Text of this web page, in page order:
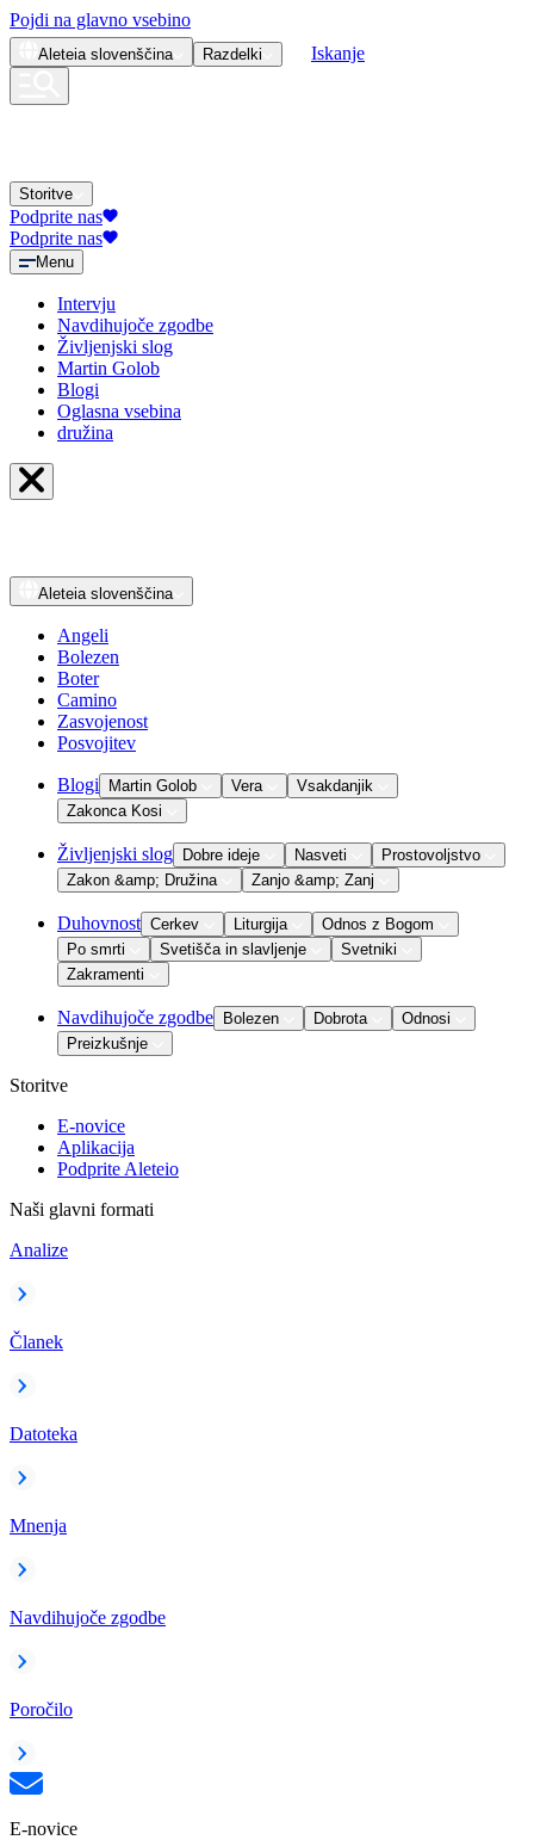
Pojdi na glavno vsebino
Aleteia slovenščina Razdelki Iskanje
Storitve
Podprite nas
Podprite nas
Menu
Intervju
Navdihujoče zgodbe
Življenjski slog
Martin Golob
Blogi
Oglasna vsebina
družina
Aleteia slovenščina
Angeli
Bolezen
Boter
Camino
Zasvojenost
Posvojitev
Blogi Martin Golob Vera
Vsakdanjik
Zakonca Kosi
Življenjski slog Dobre ideje Nasveti
Prostovoljstvo
Zakon &amp; Družina
Zanjo &amp; Zanj
Duhovnost Cerkev Liturgija
Odnos z Bogom
Po smrti
Svetišča in slavljenje
Svetniki
Zakramenti
Navdihujoče zgodbe Bolezen Dobrota
Odnosi
Preizkušnje
Storitve
E-novice
Aplikacija
Podprite Aleteio
Naši glavni formati
Analize
Članek
Datoteka
Mnenja
Navdihujoče zgodbe
Poročilo
E-novice